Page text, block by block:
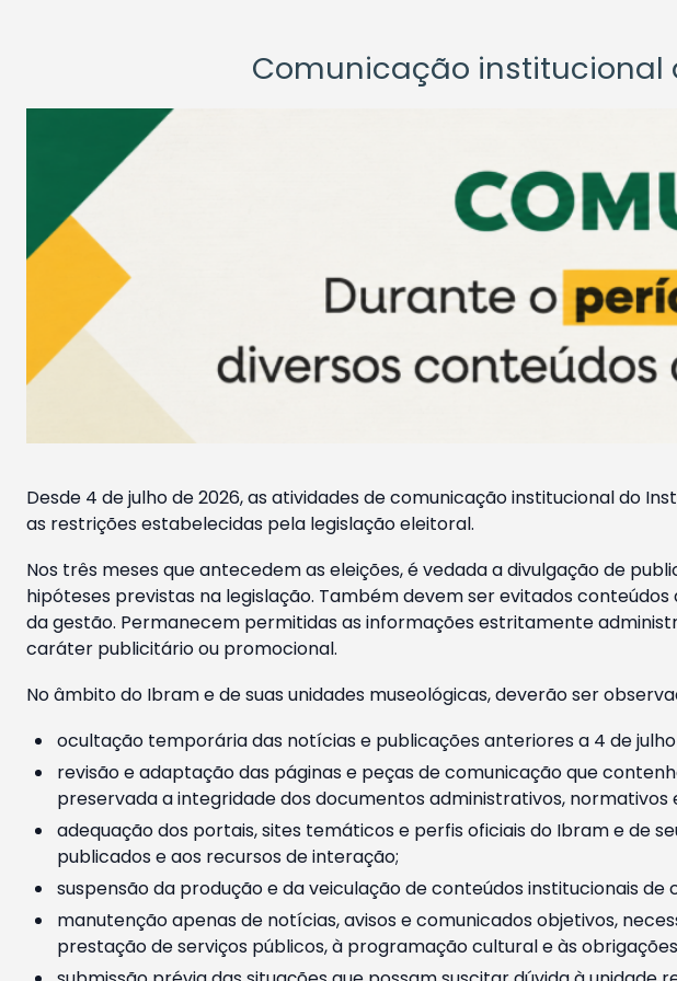
Comunicação institucional
Desde 4 de julho de 2026, as atividades de comunicação institucional do
as restrições estabelecidas pela legislação eleitoral.
Nos três meses que antecedem as eleições, é vedada a divulgação de
hipóteses previstas na legislação. Também devem ser evitados
da gestão. Permanecem permitidas as informações estritamente
caráter publicitário ou promocional.
No âmbito do Ibram e de suas unidades museológicas, deverão ser
ocultação temporária das notícias e publicações anteriores a 4 de
revisão e adaptação das páginas e peças de comunicação que
preservada a integridade dos documentos administrativos, normativos
adequação dos portais, sites temáticos e perfis oficiais do Ibram e de
publicados e aos recursos de interação;
suspensão da produção e da veiculação de conteúdos institucionais
manutenção apenas de notícias, avisos e comunicados objetivos,
prestação de serviços públicos, à programação cultural e às